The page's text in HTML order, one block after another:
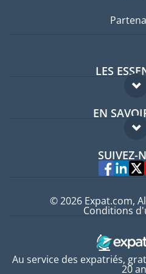
LES
Forum
Guides
EN
FAQ
SUIVEZ-
Au service des expatriés,
20
© 2026 Expat.com,
Conditions